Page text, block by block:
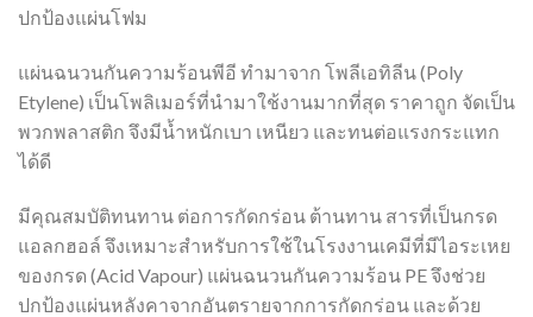
ปกป้องแผ่นโฟม
แผ่นฉนวนกันความร้อนพีอี ทำมาจาก โพลีเอทิลีน (Poly
Etylene) เป็นโพลิเมอร์ที่นำมาใช้งานมากที่สุด ราคาถูก จัดเป็น
พวกพลาสติก จึงมีน้ำหนักเบา เหนียว และทนต่อแรงกระแทก
ได้ดี
มีคุณสมบัติทนทาน ต่อการกัดกร่อน ต้านทาน สารที่เป็นกรด
แอลกฮอล์ จึงเหมาะสำหรับการใช้ในโรงงานเคมีที่มีไอระเหย
ของกรด (Acid Vapour) แผ่นฉนวนกันความร้อน PE จึงช่วย
ปกป้องแผ่นหลังคาจากอันตรายจากการกัดกร่อน และด้วย